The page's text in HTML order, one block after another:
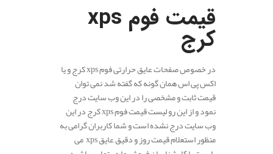
قیمت فوم xps
کرج
در خصوص صفحات عایق حرارتی فوم xps کرج و یا
اکس پی اس همان گونه که گفته شد نمی توان
قیمت ثابت و مشخصی را در این وب سایت درج
نمود و از این رو لیست قیمت فوم xps کرج در این
وب سایت درج نشده است و شما کاربران گرامی به
منظور استعلام قیمت روز و دقیق عایق xps می